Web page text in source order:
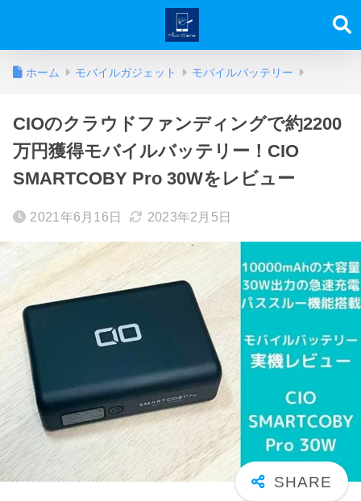
ホーム モバイルガジェット モバイルバッテリー
CIOのクラウドファンディングで約2200
万円獲得モバイルバッテリー！CIO
SMARTCOBY Pro 30Wをレビュー
2021年6月16日 2023年2月5日